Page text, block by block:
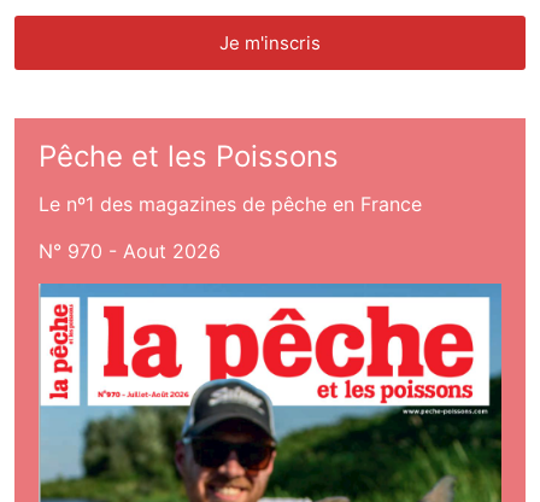
Pêche et les Poissons
Le nº1 des magazines de pêche en France
N° 970 - Aout 2026